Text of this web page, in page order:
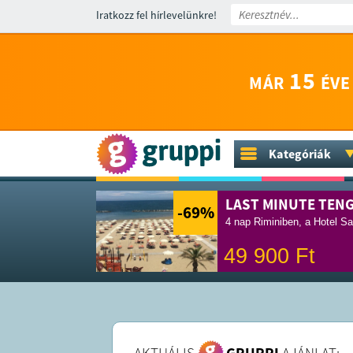
Iratkozz fel hírlevelünkre!
MÁR 15
Kategóriák
-69% LAST MINUTE
4 nap Riminiben, a Hotel
49 900 Ft